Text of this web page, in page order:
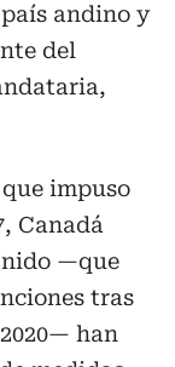
andino y
del
impuso
Canadá
—que
tras
han